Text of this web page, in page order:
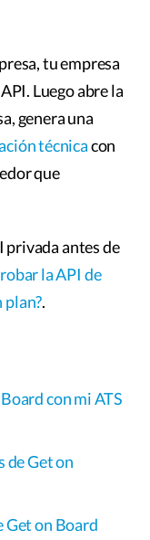
tu empresa
Luego abre la
genera una
técnicacon
que
privada antes de
la API de
plan?.
con mi ATS
de Get on
Get on Board